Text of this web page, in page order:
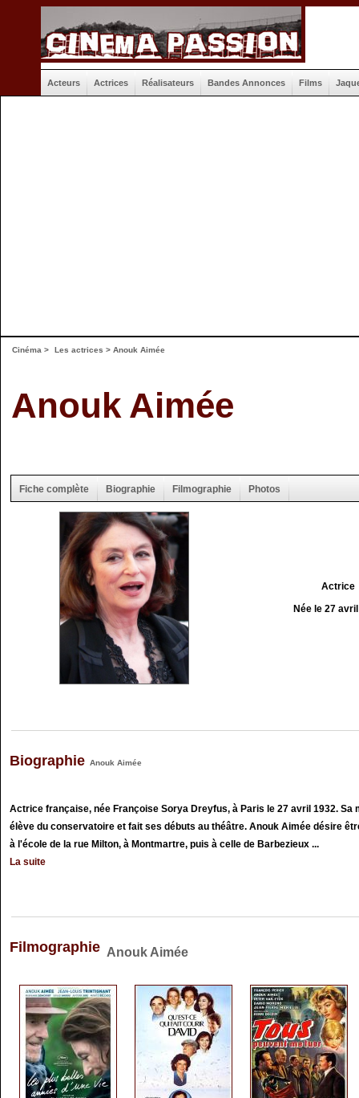
Acteurs Actrices Réalisateurs Bandes Annonces Films
Cinéma > Les actrices > Anouk Aimée
Anouk Aimée
Fiche complète Biographie Filmographie Photos
Actrice
Née le 27
Biographie Anouk Aimée
Actrice française, née Françoise Sorya Dreyfus, à Paris le 27 avril 1932. Sa
élève du conservatoire et fait ses débuts au théâtre. Anouk Aimée désire
à l'école de la rue Milton, à Montmartre, puis à celle de Barbezieux ...
La suite
Filmographie Anouk Aimée